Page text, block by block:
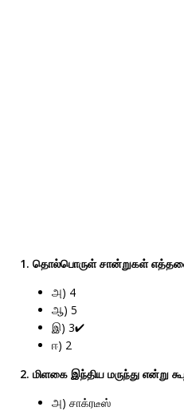
1. தொல்பொருள் சான்றுகள்
அ) 4
ஆ) 5
இ) 3✔
ஈ) 2
2. மிளகை இந்திய மருந்து என்று
அ) சாக்ரடீஸ்